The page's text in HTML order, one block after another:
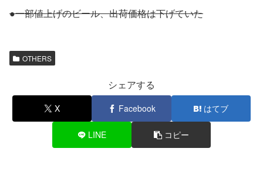
●一部値上げのビール、出荷価格は下げていた
OTHERS
シェアする
X Facebook はてブ
LINE コピー